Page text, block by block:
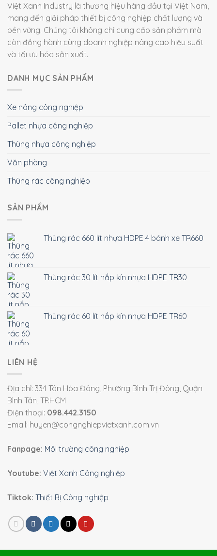
Việt Xanh Industry là thương hiệu hàng đầu tại Việt Nam,
mang đến giải pháp thiết bị công nghiệp chất lượng và
bền vững. Chúng tôi không chỉ cung cấp sản phẩm mà
còn đồng hành cùng doanh nghiệp nâng cao hiệu suất
và tối ưu hóa sản xuất.
DANH MỤC SẢN PHẨM
Xe nâng công nghiệp
Pallet nhựa công nghiệp
Thùng nhựa công nghiệp
Văn phòng
Thùng rác công nghiệp
SẢN PHẨM
Thùng rác 660 lít nhựa HDPE 4 bánh xe TR660
Thùng rác 30 lít nắp kín nhựa HDPE TR30
Thùng rác 60 lít nắp kín nhựa HDPE TR60
LIÊN HỆ
Địa chỉ: 334 Tân Hòa Đông, Phường Bình Trị Đông, Quận
Bình Tân, TP.HCM
Điện thoại: 098.442.3150
Email: huyen@congnghiepvietxanh.com.vn
Fanpage: Môi trường công nghiệp
Youtube: Việt Xanh Công nghiệp
Tiktok: Thiết Bị Công nghiệp